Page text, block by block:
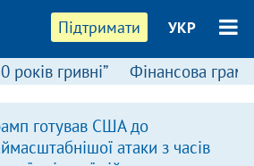
Підтримати УКР
років гривні” Фінансова
готував США до
атаки з часів